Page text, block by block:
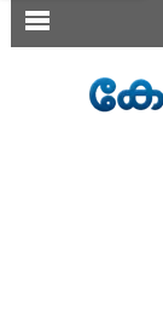
SECTIONS